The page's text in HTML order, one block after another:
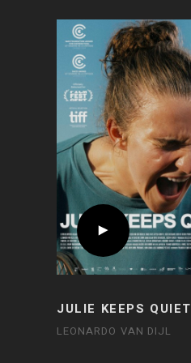
JULIE KEEPS QUIET
LEONARDO VAN DIJL